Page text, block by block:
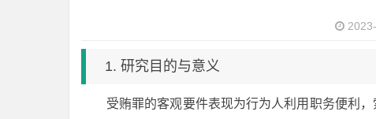
1. 研究目的与意义
受贿罪的客观要件表现为行为人利用职务便利